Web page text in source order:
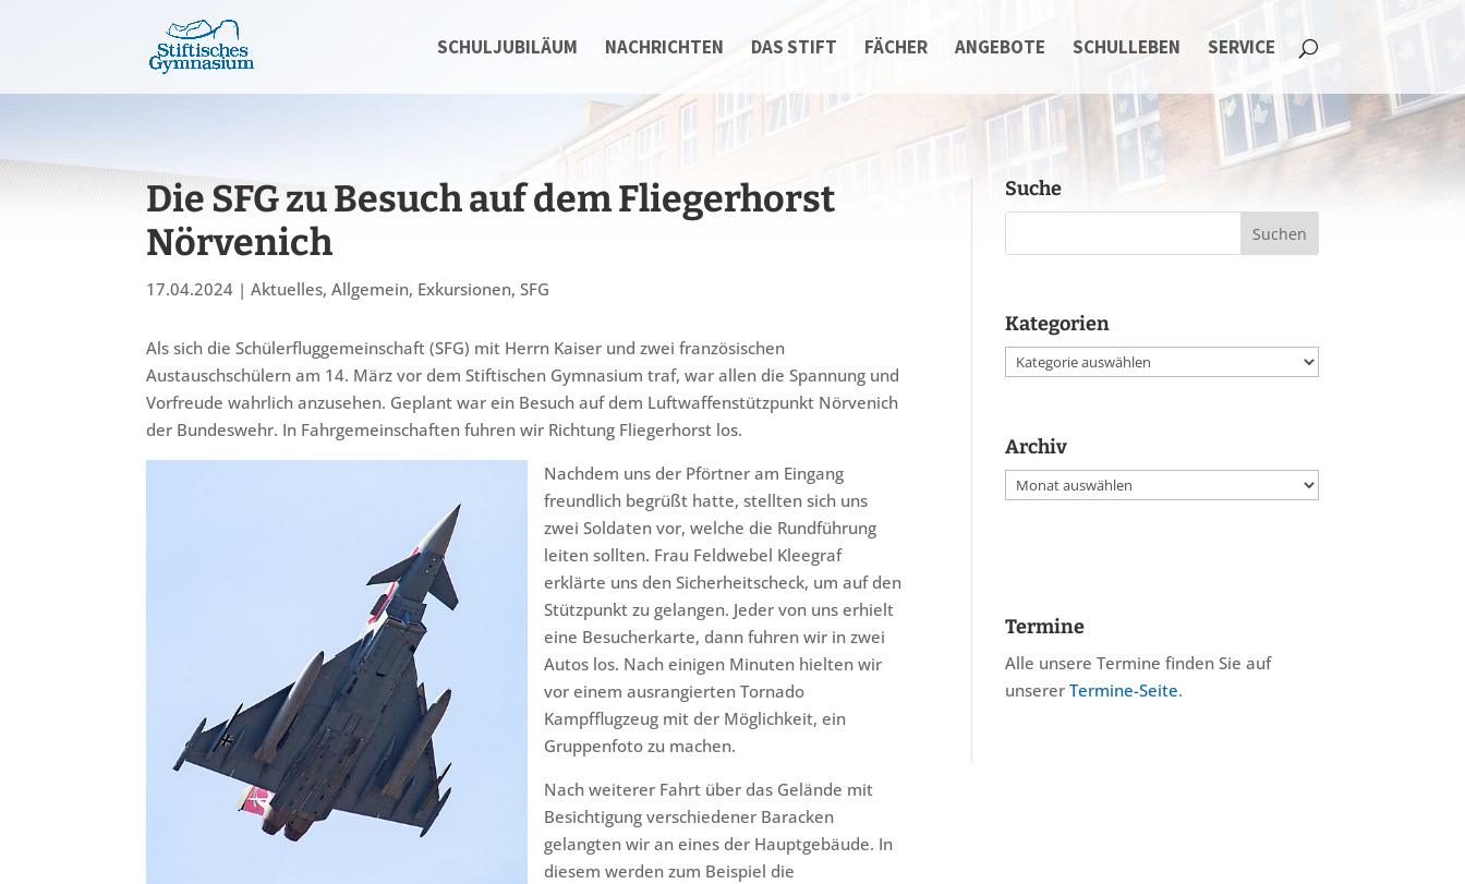
SCHULJUBILÄUM NACHRICHTEN DAS STIFT FÄCHER ANGEBOTE SCHULLEBEN SERVICE
Die SFG zu Besuch auf dem Fliegerhorst
Nörvenich
17.04.2024 |Aktuelles,Allgemein, Exkursionen,SFG
Als sich die Schülerfluggemeinschaft (SFG) mit Herrn Kaiser und zwei französischen
Austauschschülern am 14. März vor dem Stiftischen Gymnasium traf, war allen die Spannung und
Vorfreude wahrlich anzusehen. Geplant war ein Besuch auf dem Luftwaffenstützpunkt Nörvenich
der Bundeswehr. In Fahrgemeinschaften fuhren wir Richtung Fliegerhorst los.
Nachdem uns der Pförtner am Eingang
freundlich begrüßt hatte, stellten sich uns
zwei Soldaten vor, welche die Rundführung
leiten sollten. Frau Feldwebel Kleegraf
erklärte uns den Sicherheitscheck, um auf den
Stützpunkt zu gelangen. Jeder von uns erhielt
eine Besucherkarte, dann fuhren wir in zwei
Autos los. Nach einigen Minuten hielten wir
vor einem ausrangierten Tornado
Kampfflugzeug mit der Möglichkeit, ein
Gruppenfoto zu machen.
Nach weiterer Fahrt über das Gelände mit
Besichtigung verschiedener Baracken
gelangten wir an eines der Hauptgebäude. In
diesem werden zum Beispiel die
Suche
Kategorien
Kategorien
Archiv
Archiv
Termine
Alle unsere Termine finden Sie auf
unserer Termine-Seite.